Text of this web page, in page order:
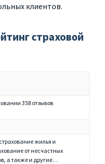
клиентов.
страховой
358 отзывов
жилья и
от несчастных
а также и другие…